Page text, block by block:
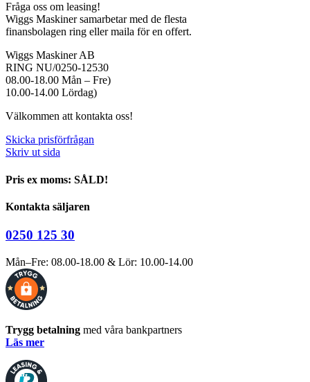
Fråga oss om leasing!
Wiggs Maskiner samarbetar med de flesta
finansbolagen ring eller maila för en offert.
Wiggs Maskiner AB
RING NU/0250-12530
08.00-18.00 Mån – Fre)
10.00-14.00 Lördag)
Välkommen att kontakta oss!
Skicka prisförfrågan
Skriv ut sida
Pris ex moms: SÅLD!
Kontakta säljaren
0250 125 30
Mån–Fre: 08.00-18.00 & Lör: 10.00-14.00
Trygg betalning med våra bankpartners
Läs mer